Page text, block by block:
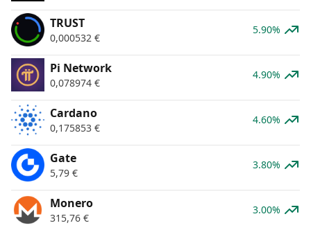
TRUST
0,000532 €
5.90%
Pi Network
0,078974 €
4.90%
Cardano
0,175853 €
4.60%
Gate
5,79 €
3.80%
Monero
315,76 €
3.00%